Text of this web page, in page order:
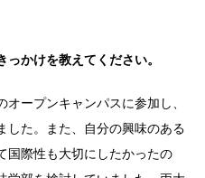
かけを教えてください。
ープンキャンパスに参加し、
した。また、自分の興味のある
国際性も大切にしたかったの